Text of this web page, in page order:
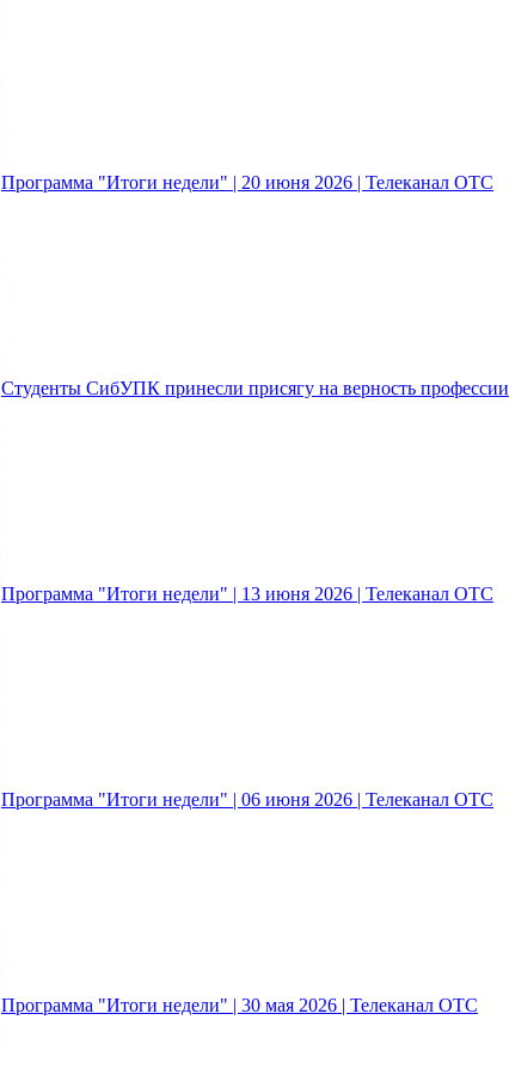
Программа "Итоги недели" | 20 июня 2026 | Телеканал ОТС
Студенты СибУПК принесли присягу на верность профессии
Программа "Итоги недели" | 13 июня 2026 | Телеканал ОТС
Программа "Итоги недели" | 06 июня 2026 | Телеканал ОТС
Программа "Итоги недели" | 30 мая 2026 | Телеканал ОТС